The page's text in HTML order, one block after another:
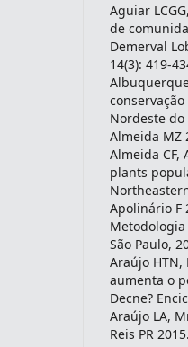
Aguiar
de
Demerval
14(3): 419-
Nordeste do
Almeida MZ
Almeida CF,
plants
Apolinário F
São Paulo,
Araújo HTN,
aumenta o
Decne?
Araújo LA,
Reis PR